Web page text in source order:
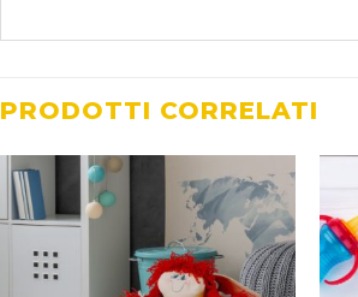
PRODOTTI CORRELATI
Aggiungi
alla lista
dei
desideri